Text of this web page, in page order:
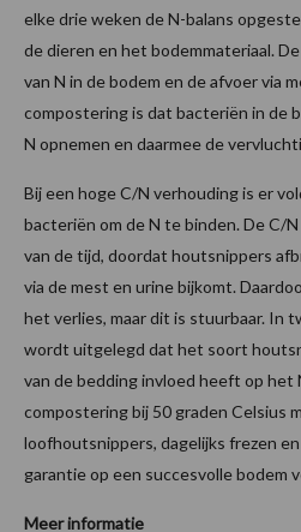
elke drie weken de N-balans
de dieren en het bodemmateriaal.
van N in de bodem en de afvoer via
compostering is dat bacteriën in de
N opnemen en daarmee de
Bij een hoge C/N verhouding is er
bacteriën om de N te binden. De C/
van de tijd, doordat houtsnippers
via de mest en urine bijkomt.
het verlies, maar dit is stuurbaar. In
wordt uitgelegd dat het soort
van de bedding invloed heeft op het
compostering bij 50 graden Celsius
loofhoutsnippers, dagelijks frezen
garantie op een succesvolle bodem
Meer informatie